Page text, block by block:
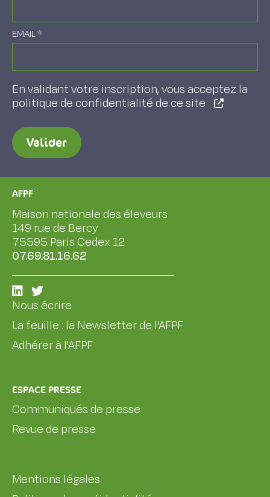
EMAIL*
En validant votre inscription, vous acceptez la
politique de confidentialité de ce site
Valider
AFPF
Maison nationale des éleveurs
149 rue de Bercy
75595 Paris Cedex 12
07.69.81.16.62
Nous écrire
La feuille : la Newsletter de l'AFPF
Adhérer à l'AFPF
ESPACE PRESSE
Communiqués de presse
Revue de presse
Mentions légales